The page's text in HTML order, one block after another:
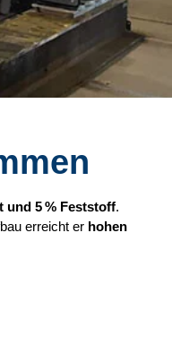
und 5 % Feststoff.
erreicht er hohen